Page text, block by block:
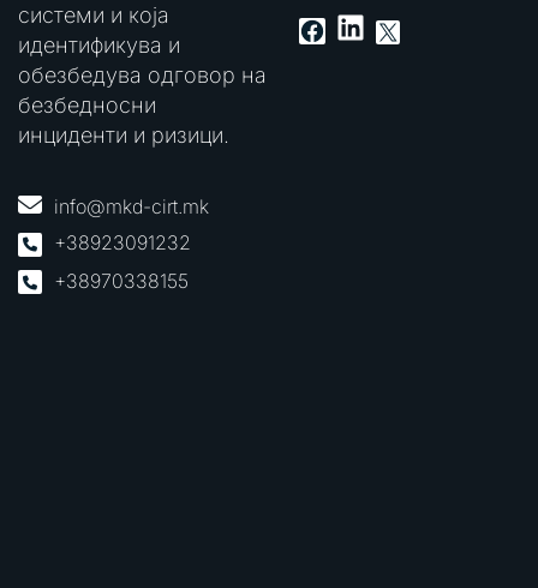
системи и која
идентификува и
обезбедува одговор на
безбедносни
инциденти и ризици.
info@mkd-cirt.mk
+38923091232
+38970338155
Facebook
LinkedIn
X